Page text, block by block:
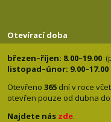
Otevírací doba
březen–říjen: 8.00–19.00
listopad–únor: 9.00–17.00
Otevřeno 365 dní v roce
otevřen pouze od dubna do
Najdete nás zde.